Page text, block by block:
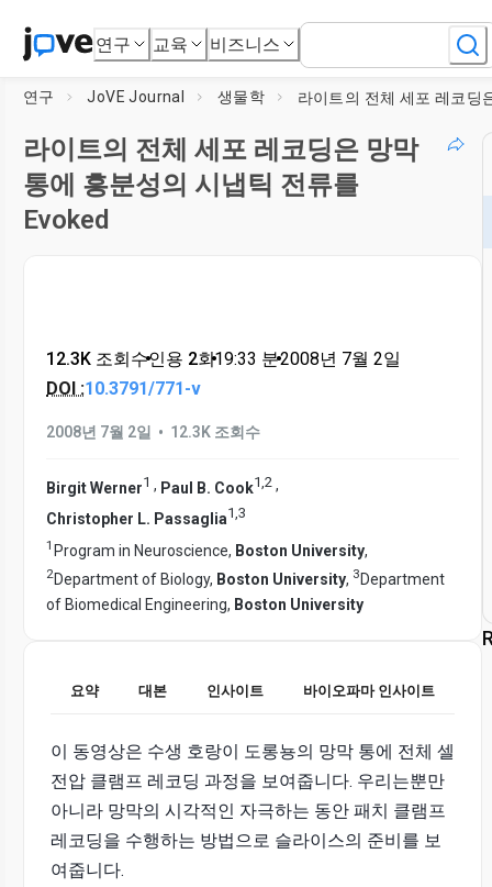
연구 교육 비즈니스
연구 JoVE Journal 생물학
라이트의 전체 세포 레코딩은 망막
통에 흥분성의 시냅틱 전류를
Evoked
12.3K 조회수•인용 2회•19:33 분•2008년 7월 2일
DOI :10.3791/771-v
2008년 7월 2일 • 12.3K 조회수
Birgit Werner1 , Paul B. Cook1,2 ,
Christopher L. Passaglia1 3
1 Program in Neuroscience, Boston University,
2Department of Biology, Boston University, 3 Department
of Biomedical Engineering, Boston University
요약 대본 인사이트 바이오파마 인사이트
이 동영상은 수생 호랑이 도롱뇽의 망막 통에 전체 셀
전압 클램프 레코딩 과정을 보여줍니다. 우리는뿐만
아니라 망막의 시각적인 자극하는 동안 패치 클램프
레코딩을 수행하는 방법으로 슬라이스의 준비를 보
여줍니다.